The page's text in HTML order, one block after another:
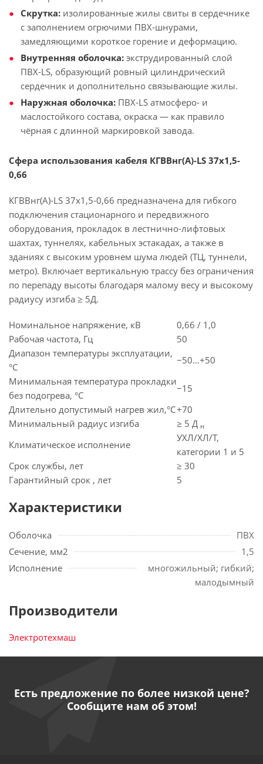
Скрутка: изолированные жилы свиты в сердечнике
с заполнением огрючими ПВХ-шнурами,
замедляющими короткое горение и деформацию.
Внутренняя оболочка: экструдированный слой
ПВХ-LS, образующий ровный цилиндрический
сердечник и дополнительно связывающие жилы.
Наружная оболочка: ПВХ-LS атмосферо- и
маслостойкого состава, окраска — как правило
чёрная с длинной маркировкой завода.
Сфера использования кабеля КГВВнг(А)-LS 37х1,5-
0,66
КГВВнг(А)-LS 37х1,5-0,66 предназначена для гибкого
подключения стационарного и передвижного
оборудования, прокладок в лестнично-лифтовых
шахтах, туннелях, кабельных эстакадах, а также в
зданиях с высоким уровнем шума людей (ТЦ, туннели,
метро). Включает вертикальную трассу без ограничения
по перепаду высоты благодаря малому весу и высокому
радиусу изгиба ≥ 5Д.
Номинальное напряжение, кВ
0,66 / 1,0
Рабочая частота, Гц
50
Диапазон температуры эксплуатации,
°C
−50…+50
Минимальная температура прокладки
без подогрева, °C
−15
Длительно допустимый нагрев жил,°C+70
Минимальный радиус изгиба
≥ 5 Д н
Климатическое исполнение
УХЛ/ХЛ/Т,
категории 1 и 5
Срок службы, лет
≥ 30
Гарантийный срок , лет
5
Характеристики
Оболочка
ПВХ
Сечение, мм2
1,5
Исполнение
многожильный; гибкий;
малодымный
Производители
Электротехмаш
Есть предложение по более низкой цене?
Сообщите нам об этом!